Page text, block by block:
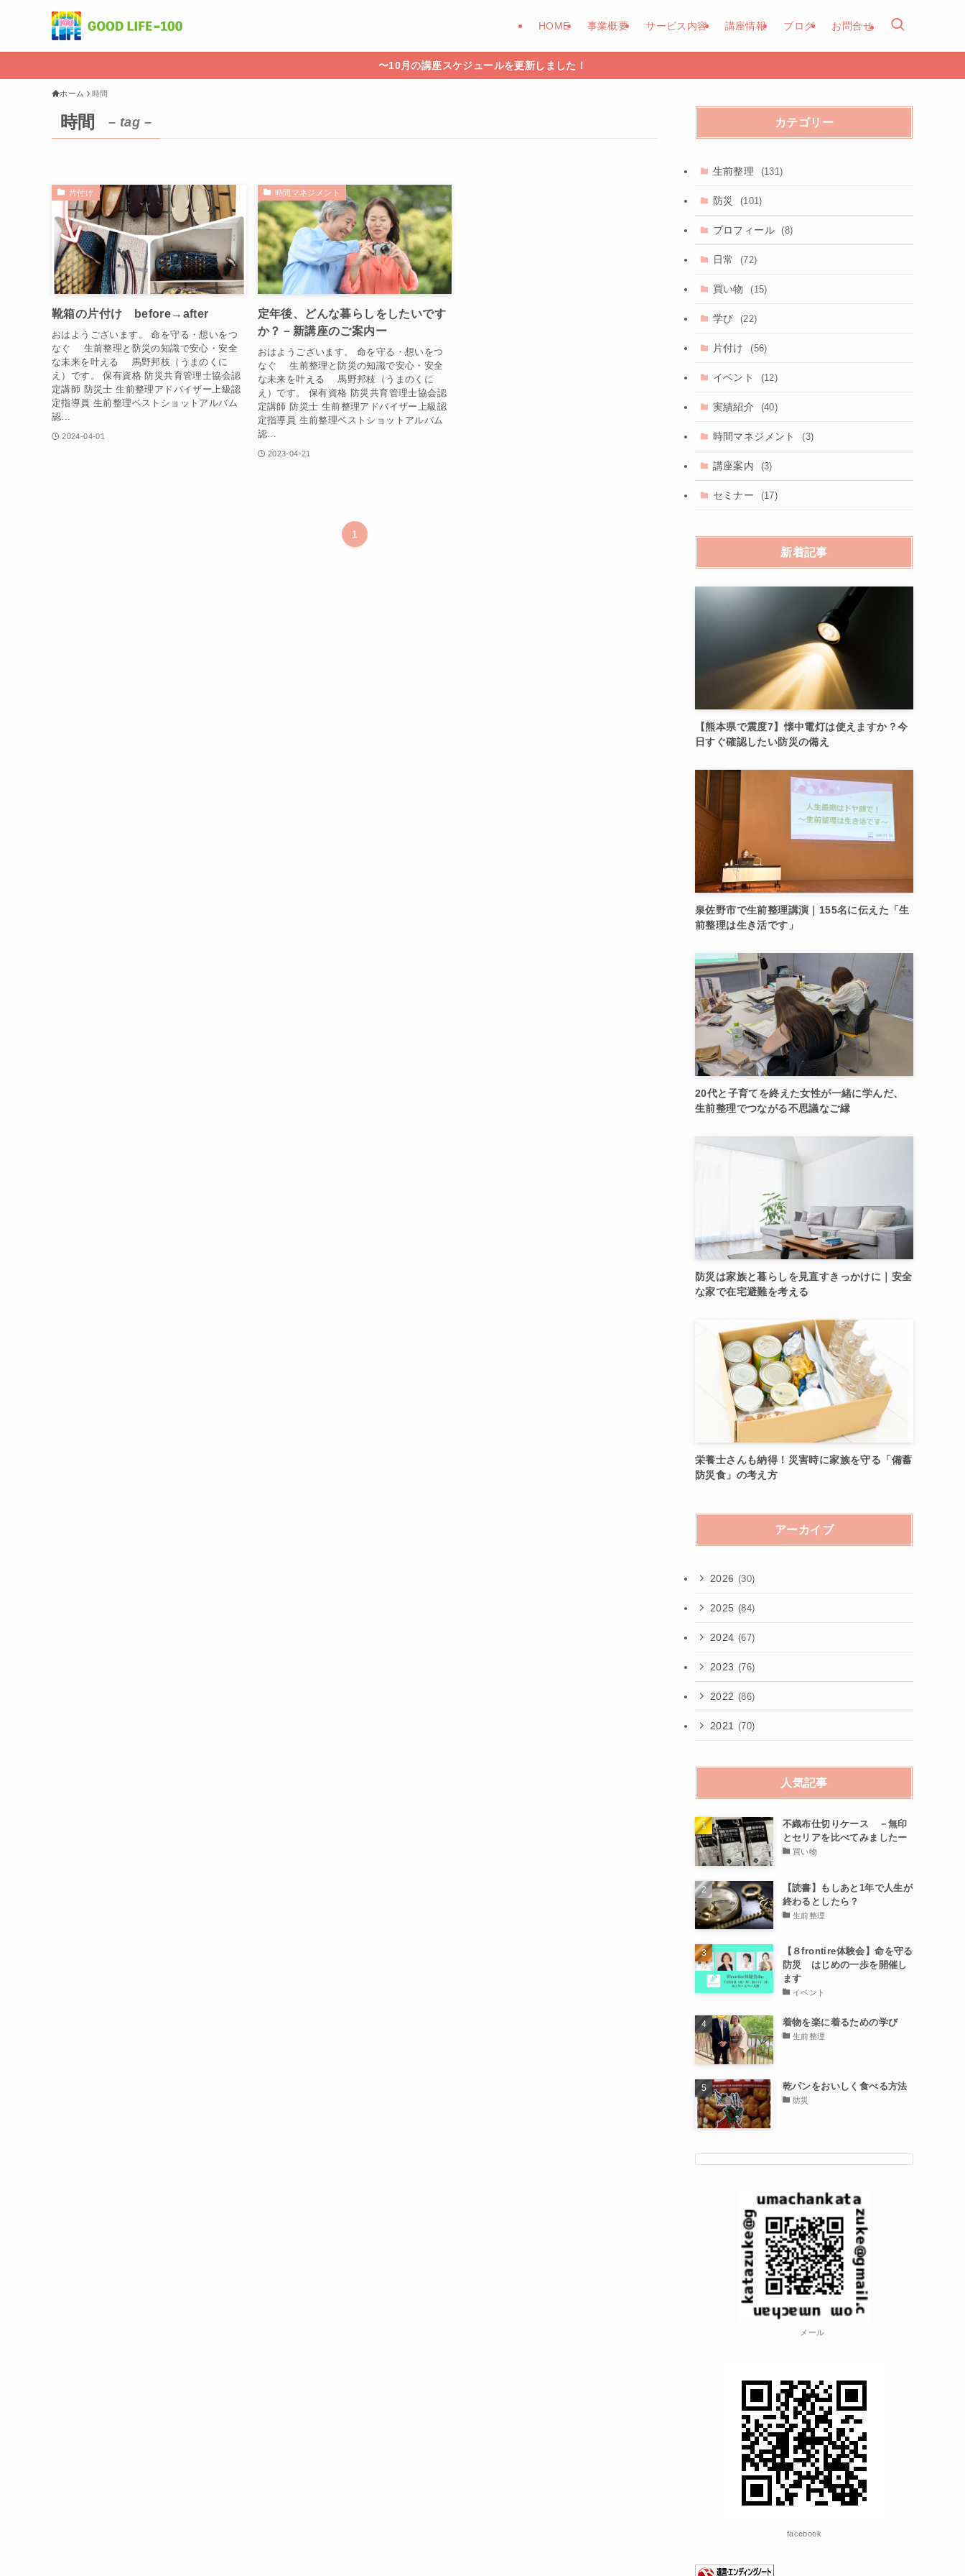
HOME 事業概要 サービス内容 講座情報 ブログ お問合せ
〜10月の講座スケジュールを更新しました！
ホーム 時間
時間 – tag –
片付け
靴箱の片付け before→after
おはようございます。 命を守る・想いをつ
なぐ 生前整理と防災の知識で安心・安全
な未来を叶える 馬野邦枝（うまのくに
え）です。 保有資格 防災共育管理士協会認
定講師 防災士 生前整理アドバイザー上級認
定指導員 生前整理ベストショットアルバム
認...
2024-04-01
時間マネジメント
定年後、どんな暮らしをしたいです
か？－新講座のご案内ー
おはようございます。 命を守る・想いをつ
なぐ 生前整理と防災の知識で安心・安全
な未来を叶える 馬野邦枝（うまのくに
え）です。 保有資格 防災共育管理士協会認
定講師 防災士 生前整理アドバイザー上級認
定指導員 生前整理ベストショットアルバム
認...
2023-04-21
1
カテゴリー
生前整理 (131)
防災 (101)
プロフィール (8)
日常 (72)
買い物 (15)
学び (22)
片付け (56)
イベント (12)
実績紹介 (40)
時間マネジメント (3)
講座案内 (3)
セミナー (17)
新着記事
【熊本県で震度7】懐中電灯は使えますか？今
日すぐ確認したい防災の備え
泉佐野市で生前整理講演｜155名に伝えた「生
前整理は生き活です」
20代と子育てを終えた女性が一緒に学んだ、
生前整理でつながる不思議なご縁
防災は家族と暮らしを見直すきっかけに｜安全
な家で在宅避難を考える
栄養士さんも納得！災害時に家族を守る「備蓄
防災食」の考え方
アーカイブ
2026 (30)
2025 (84)
2024 (67)
2023 (76)
2022 (86)
2021 (70)
人気記事
不織布仕切りケース －無印
とセリアを比べてみましたー
買い物
【読書】もしあと1年で人生が
終わるとしたら？
生前整理
【８frontire体験会】命を守る
防災 はじめの一歩を開催し
ます
イベント
着物を楽に着るための学び
生前整理
乾パンをおいしく食べる方法
防災
メール
facebook